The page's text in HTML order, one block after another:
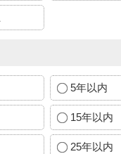
5年以内
15年以内
25年以内